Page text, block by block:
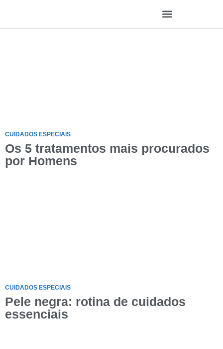
CUIDADOS ESPECIAIS
Os 5 tratamentos mais procurados
por Homens
CUIDADOS ESPECIAIS
Pele negra: rotina de cuidados
essenciais